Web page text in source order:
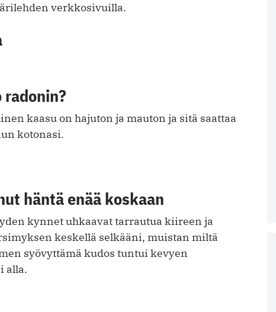
verkkosivuilla.
kaasu on hajuton ja mauton ja sitä saattaa
kotonasi.
häntä enää koskaan
kynnet uhkaavat tarrautua kiireen ja
keskellä selkääni, muistan miltä
syövyttämä kudos tuntui kevyen
alla.